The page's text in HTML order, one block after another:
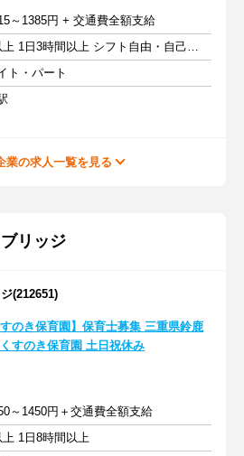
～1385円 + 交通費全額支給
週2日以上 1日3時間以上 シフト自由・自己申告
ト・パート
業の求人一覧を見る
リッジ
(212651)
すのき保育園】保育士募集 三重県鈴鹿
すのき保育園 土日祝休み
～1450円＋交通費全額支給
1日8時間以上